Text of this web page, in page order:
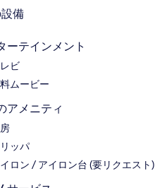
備
ーテインメント
ビ
ムービー
アメニティ
ッパ
ロン / アイロン台 (要リクエスト)